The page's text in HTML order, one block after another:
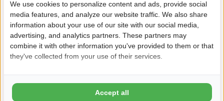
Koaidyk 10
9264 TP Earnewâld
+31(0)511539223
itwiid@ardoer.com
We use cookies to personalize content and ads, provide social
media features, and analyze our website traffic. We also share
information about your use of our site with our social media,
advertising, and analytics partners. These partners may
combine it with other information you've provided to them or that
they've collected from your use of their services.
Accept all